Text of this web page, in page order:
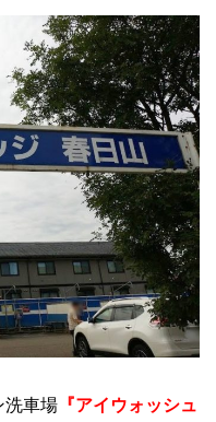
洗車場 『アイウォッシュ